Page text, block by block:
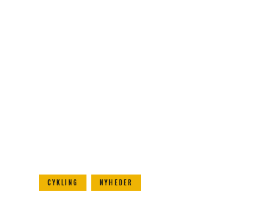
CYKLING NYHEDER